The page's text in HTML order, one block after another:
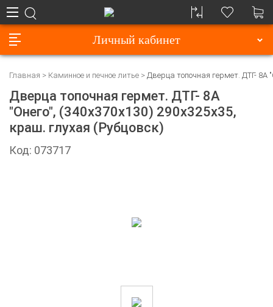
Личный кабинет
Главная Каминное и печное литье Дверца топочная гермет. ДТГ- 8А
Дверца топочная гермет. ДТГ- 8А
"Онего", (340х370х130) 290х325х35,
краш. глухая (Рубцовск)
Код: 073717